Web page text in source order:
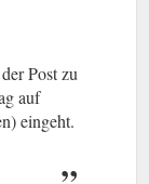
Post zu
auf
eingeht.